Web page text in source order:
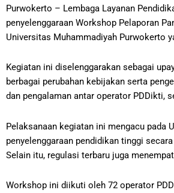
Purwokerto – Lembaga Layanan
penyelenggaraan Workshop Pelaporan
Universitas Muhammadiyah Purwokerto
Kegiatan ini diselenggarakan sebagai
berbagai perubahan kebijakan serta
dan pengalaman antar operator PDDikti,
Pelaksanaan kegiatan ini mengacu pada
penyelenggaraan pendidikan tinggi
Selain itu, regulasi terbaru juga
Workshop ini diikuti oleh 72 operator